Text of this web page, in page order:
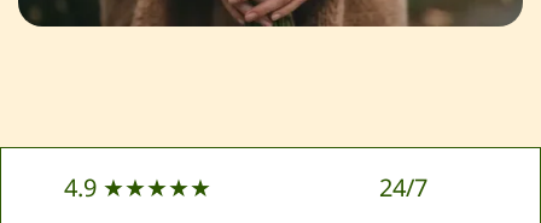
4.9 ★★★★★ 24/7